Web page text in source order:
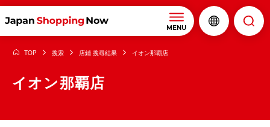
MENU
TOP 搜索 店鋪 搜尋結果 イオン那覇店
イオン那覇店